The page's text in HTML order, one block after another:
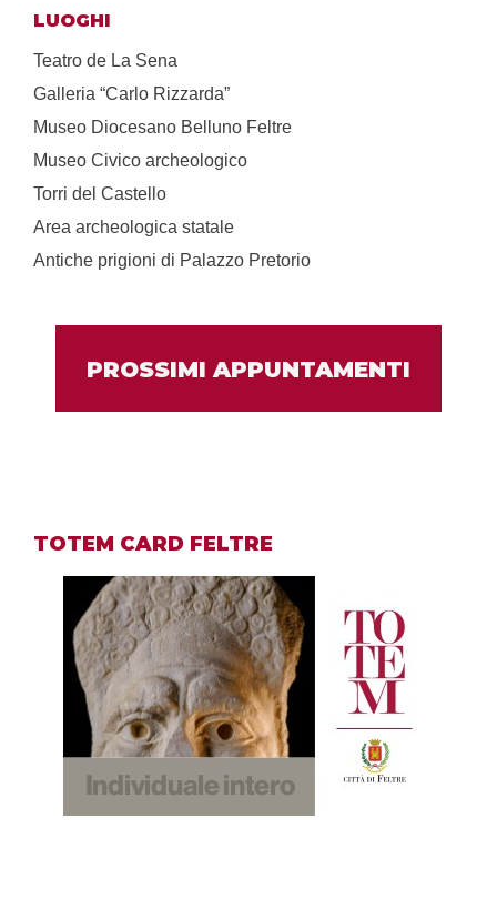
LUOGHI
Teatro de La Sena
Galleria “Carlo Rizzarda”
Museo Diocesano Belluno Feltre
Museo Civico archeologico
Torri del Castello
Area archeologica statale
Antiche prigioni di Palazzo Pretorio
PROSSIMI APPUNTAMENTI
TOTEM CARD FELTRE